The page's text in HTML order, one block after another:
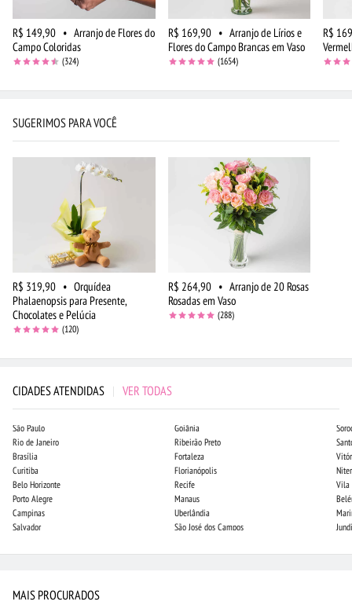
R$ 149,90 • Arranjo de Flores do
Campo Coloridas
(324)
R$ 169,90 • Arranjo de Lírios e
Flores do Campo Brancas em Vaso
(1654)
R$
SUGERIMOS PARA VOCÊ
R$ 319,90 • Orquídea
Phalaenopsis para Presente,
Chocolates e Pelúcia
(120)
R$ 264,90 • Arranjo de 20 Rosas
Rosadas em Vaso
(288)
CIDADES ATENDIDAS | VER TODAS
São Paulo
Rio de Janeiro
Brasília
Curitiba
Belo Horizonte
Porto Alegre
Campinas
Salvador
Goiânia
Ribeirão Preto
Fortaleza
Florianópolis
Recife
Manaus
Uberlândia
São José dos Campos
Vila
MAIS PROCURADOS